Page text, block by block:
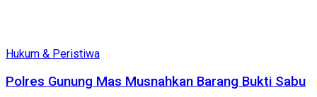
Hukum & Peristiwa
Polres Gunung Mas Musnahkan Barang Bukti Sabu